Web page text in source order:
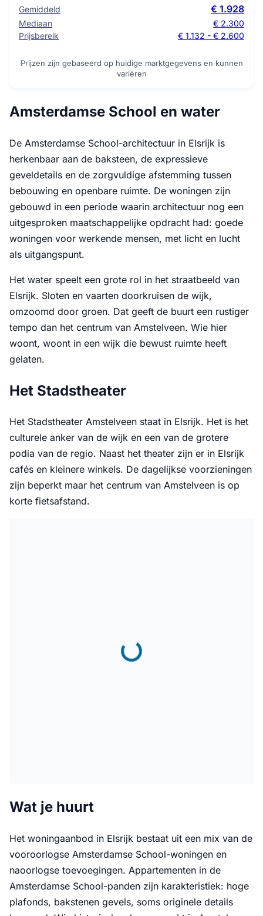
Gemiddeld € 1.928
Mediaan
€ 2.300
Prijsbereik
€ 1.132 - € 2.600
Prijzen zijn gebaseerd op huidige marktgegevens en kunnen
variëren
Amsterdamse School en water
De Amsterdamse School-architectuur in Elsrijk is
herkenbaar aan de baksteen, de expressieve
geveldetails en de zorgvuldige afstemming tussen
bebouwing en openbare ruimte. De woningen zijn
gebouwd in een periode waarin architectuur nog een
uitgesproken maatschappelijke opdracht had: goede
woningen voor werkende mensen, met licht en lucht
als uitgangspunt.
Het water speelt een grote rol in het straatbeeld van
Elsrijk. Sloten en vaarten doorkruisen de wijk,
omzoomd door groen. Dat geeft de buurt een rustiger
tempo dan het centrum van Amstelveen. Wie hier
woont, woont in een wijk die bewust ruimte heeft
gelaten.
Het Stadstheater
Het Stadstheater Amstelveen staat in Elsrijk. Het is het
culturele anker van de wijk en een van de grotere
podia van de regio. Naast het theater zijn er in Elsrijk
cafés en kleinere winkels. De dagelijkse voorzieningen
zijn beperkt maar het centrum van Amstelveen is op
korte fietsafstand.
Wat je huurt
Het woningaanbod in Elsrijk bestaat uit een mix van de
vooroorlogse Amsterdamse School-woningen en
naoorlogse toevoegingen. Appartementen in de
Amsterdamse School-panden zijn karakteristiek: hoge
plafonds, bakstenen gevels, soms originele details